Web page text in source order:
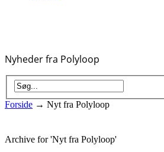
Nyheder fra Polyloop
Forside → Nyt fra Polyloop
Archive for 'Nyt fra Polyloop'